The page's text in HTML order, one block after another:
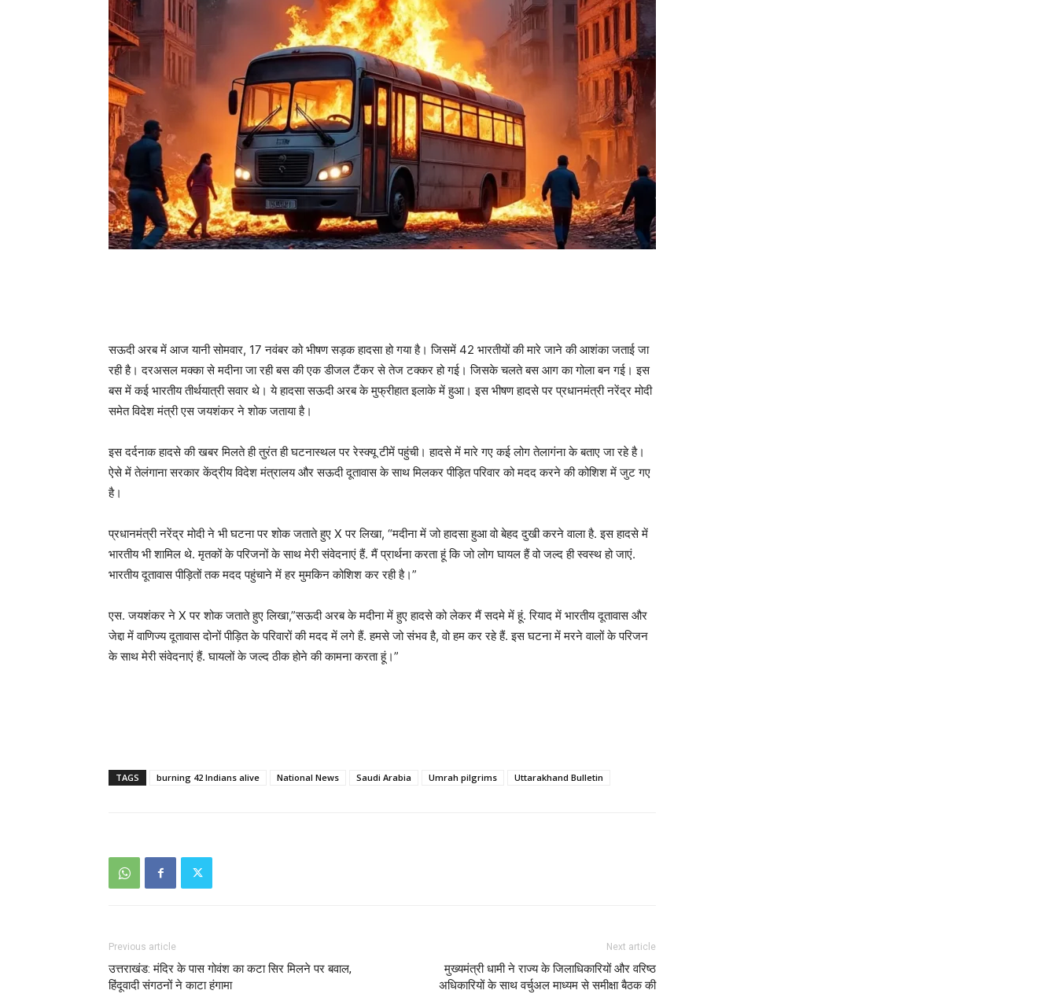
सऊदी अरब में आज यानी सोमवार, 17 नवंबर को भीषण सड़क हादसा हो गया है। जिसमें 42 भारतीयों की मारे जाने की आशंका जताई जा
रही है। दरअसल मक्का से मदीना जा रही बस की एक डीजल टैंकर से तेज टक्कर हो गई। जिसके चलते बस आग का गोला बन गई। इस
बस में कई भारतीय तीर्थयात्री सवार थे। ये हादसा सऊदी अरब के मुफ्रीहात इलाके में हुआ। इस भीषण हादसे पर प्रधानमंत्री नरेंद्र मोदी
समेत विदेश मंत्री एस जयशंकर ने शोक जताया है।
इस दर्दनाक हादसे की खबर मिलते ही तुरंत ही घटनास्थल पर रेस्क्यू टीमें पहुंची। हादसे में मारे गए कई लोग तेलागंना के बताए जा रहे है।
ऐसे में तेलंगाना सरकार केंद्रीय विदेश मंत्रालय और सऊदी दूतावास के साथ मिलकर पीड़ित परिवार को मदद करने की कोशिश में जुट गए
है।
प्रधानमंत्री नरेंद्र मोदी ने भी घटना पर शोक जताते हुए X पर लिखा, “मदीना में जो हादसा हुआ वो बेहद दुखी करने वाला है. इस हादसे में
भारतीय भी शामिल थे. मृतकों के परिजनों के साथ मेरी संवेदनाएं हैं. मैं प्रार्थना करता हूं कि जो लोग घायल हैं वो जल्द ही स्वस्थ हो जाएं.
भारतीय दूतावास पीड़ितों तक मदद पहुंचाने में हर मुमकिन कोशिश कर रही है।”
एस. जयशंकर ने X पर शोक जताते हुए लिखा,”सऊदी अरब के मदीना में हुए हादसे को लेकर मैं सदमे में हूं. रियाद में भारतीय दूतावास और
जेद्दा में वाणिज्य दूतावास दोनों पीड़ित के परिवारों की मदद में लगे हैं. हमसे जो संभव है, वो हम कर रहे हैं. इस घटना में मरने वालों के परिजन
के साथ मेरी संवेदनाएं हैं. घायलों के जल्द ठीक होने की कामना करता हूं।”
TAGS burning 42 Indians alive National News Saudi Arabia Umrah pilgrims Uttarakhand Bulletin
Previous article
उत्तराखंड: मंदिर के पास गोवंश का कटा सिर मिलने पर बवाल,
हिंदूवादी संगठनों ने काटा हंगामा
Next article
मुख्यमंत्री धामी ने राज्य के जिलाधिकारियों और वरिष्ठ
अधिकारियों के साथ वर्चुअल माध्यम से समीक्षा बैठक की